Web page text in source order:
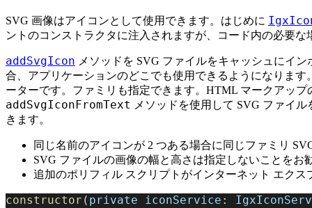
SVG 画像はアイコンとして使用できます。はじめに
ントのコンストラクタに注入されますが、コード内の必要な
addSvgIcon メソッドを SVG ファイルをキャッシュにイ
合、アプリケーションのどこでも使用できるようになりま
ーターです。ファミリも指定できます。HTML マークアッ
addSvgIconFromText メソッドを使用して SVG ファイ
きます。
同じ名前のアイコンが 2 つある場合に同じファミリ
SVG ファイルの画像の幅と高さは指定しないことをお
追加のポリフィル スクリプトがインターネット エク
constructor ( private iconService :